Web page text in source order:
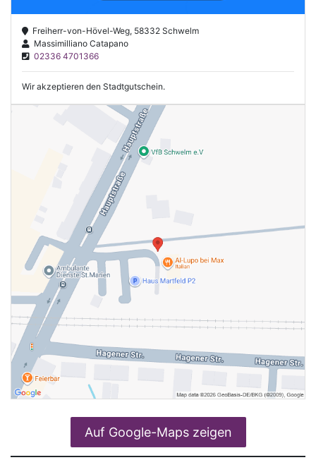
Freiherr-von-Hövel-Weg, 58332 Schwelm
Massimilliano Catapano
02336 4701366
Wir akzeptieren den Stadtgutschein.
Auf Google-Maps zeigen